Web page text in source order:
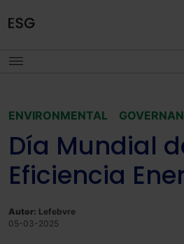
ENVIRONMENTAL
Día Mundial
Eficiencia
Autor: Lefebvre
05-03-2025